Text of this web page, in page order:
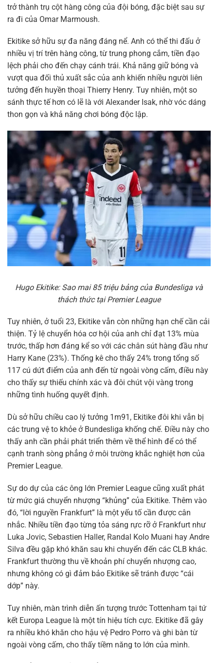
trở thành trụ cột hàng công của đội bóng, đặc biệt sau sự
ra đi của Omar Marmoush.
Ekitike sở hữu sự đa năng đáng nể. Anh có thể thi đấu ở
nhiều vị trí trên hàng công, từ trung phong cắm, tiền đạo
lệch phải cho đến chạy cánh trái. Khả năng giữ bóng và
vượt qua đối thủ xuất sắc của anh khiến nhiều người liên
tưởng đến huyền thoại Thierry Henry. Tuy nhiên, một so
sánh thực tế hơn có lẽ là với Alexander Isak, nhờ vóc dáng
thon gọn và khả năng chơi bóng độc lập.
Hugo Ekitike: Sao mai 85 triệu bảng của Bundesliga và
thách thức tại Premier League
Tuy nhiên, ở tuổi 23, Ekitike vẫn còn những hạn chế cần cải
thiện. Tỷ lệ chuyển hóa cơ hội của anh chỉ đạt 13% mùa
trước, thấp hơn đáng kể so với các chân sút hàng đầu như
Harry Kane (23%). Thống kê cho thấy 24% trong tổng số
117 cú dứt điểm của anh đến từ ngoài vòng cấm, điều này
cho thấy sự thiếu chính xác và đôi chút vội vàng trong
những tình huống quyết định.
Dù sở hữu chiều cao lý tưởng 1m91, Ekitike đôi khi vẫn bị
các trung vệ to khỏe ở Bundesliga khống chế. Điều này cho
thấy anh cần phải phát triển thêm về thể hình để có thể
cạnh tranh sòng phẳng ở môi trường khắc nghiệt hơn của
Premier League.
Sự do dự của các ông lớn Premier League cũng xuất phát
từ mức giá chuyển nhượng “khủng” của Ekitike. Thêm vào
đó, “lời nguyền Frankfurt” là một yếu tố cần được cân
nhắc. Nhiều tiền đạo từng tỏa sáng rực rỡ ở Frankfurt như
Luka Jovic, Sebastien Haller, Randal Kolo Muani hay Andre
Silva đều gặp khó khăn sau khi chuyển đến các CLB khác.
Frankfurt thường thu về khoản phí chuyển nhượng cao,
nhưng không có gì đảm bảo Ekitike sẽ tránh được “cái
dớp” này.
Tuy nhiên, màn trình diễn ấn tượng trước Tottenham tại tứ
kết Europa League là một tín hiệu tích cực. Ekitike đã gây
ra nhiều khó khăn cho hậu vệ Pedro Porro và ghi bàn từ
ngoài vòng cấm, cho thấy tiềm năng to lớn của mình.